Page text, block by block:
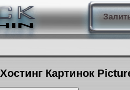
Картинок